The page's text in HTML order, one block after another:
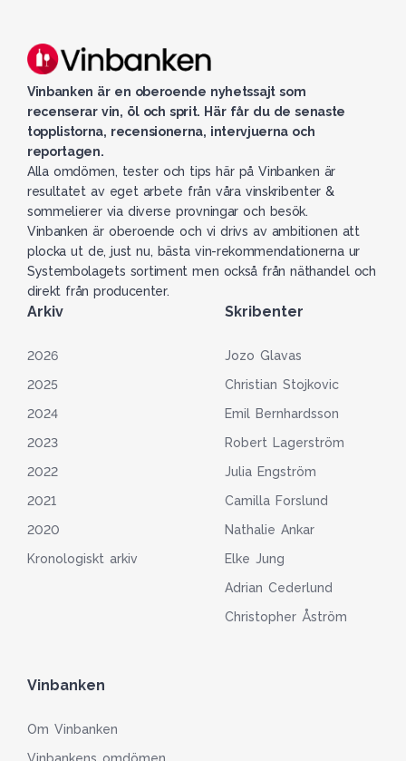
Vinbanken är en oberoende nyhetssajt som
recenserar vin, öl och sprit. Här får du de senaste
topplistorna, recensionerna, intervjuerna och
reportagen.
Alla omdömen, tester och tips här på Vinbanken är
resultatet av eget arbete från våra vinskribenter &
sommelierer via diverse provningar och besök.
Vinbanken är oberoende och vi drivs av ambitionen att
plocka ut de, just nu, bästa vin-rekommendationerna ur
Systembolagets sortiment men också från näthandel och
direkt från producenter.
Arkiv
2026
2025
2024
2023
2022
2021
2020
Kronologiskt arkiv
Skribenter
Jozo Glavas
Christian Stojkovic
Emil Bernhardsson
Robert Lagerström
Julia Engström
Camilla Forslund
Nathalie Ankar
Elke Jung
Adrian Cederlund
Christopher Åström
Vinbanken
Om Vinbanken